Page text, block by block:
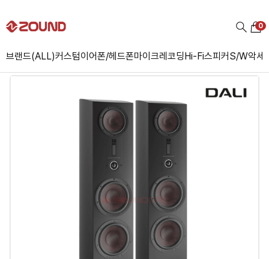
브랜드(ALL)커스텀이어폰/헤드폰마이크레코딩Hi-Fi스피커S/W악세
0